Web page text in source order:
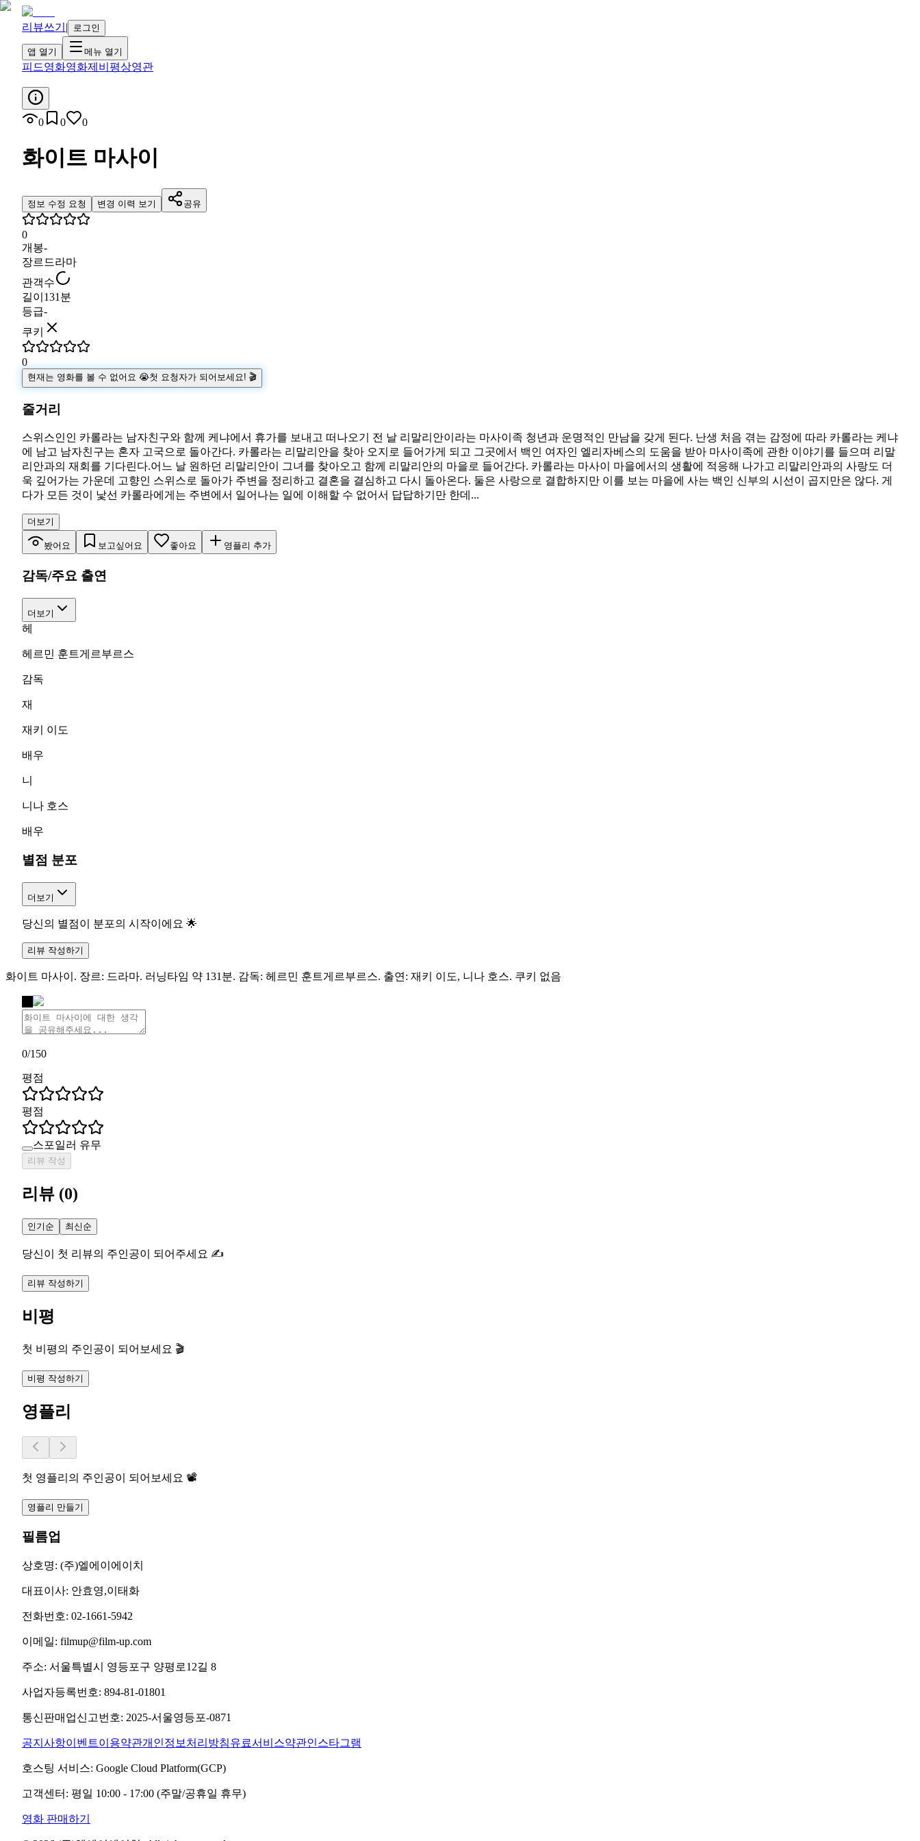
리뷰쓰기 | 로그인
앱 열기 메뉴 열기
피드영화영화제 비평상영관
0 0 0
화이트 마사이
정보 수정 요청 변경 이력 보기 공유
0
개봉-
장르 드라마
관객수
길이 131분
등급-
쿠키
0
현재는 영화를 볼 수 없어요 😭첫 요청자가 되어보세요! 🎬
줄거리
스위스인인 카롤라는 남자친구와 함께 케냐에서 휴가를 보내고 떠나오기 전 날 리말리안이라는 마사이족 청년과 운명적인 만남을 갖게 된다. 난생 처음 겪는 감정에 따라 카롤라는 케냐
에 남고 남자친구는 혼자 고국으로 돌아간다. 카롤라는 리말리안을 찾아 오지로 들어가게 되고 그곳에서 백인 여자인 엘리자베스의 도움을 받아 마사이족에 관한 이야기를 들으며 리말
리안과의 재회를 기다린다.어느 날 원하던 리말리안이 그녀를 찾아오고 함께 리말리안의 마을로 들어간다. 카롤라는 마사이 마을에서의 생활에 적응해 나가고 리말리안과의 사랑도 더
욱 깊어가는 가운데 고향인 스위스로 돌아가 주변을 정리하고 결혼을 결심하고 다시 돌아온다. 둘은 사랑으로 결합하지만 이를 보는 마을에 사는 백인 신부의 시선이 곱지만은 않다. 게
다가 모든 것이 낯선 카롤라에게는 주변에서 일어나는 일에 이해할 수 없어서 답답하기만 한데...
더보기
봤어요 보고싶어요 좋아요 영플리 추가
감독/주요 출연
더보기
헤
헤르민 훈트게르부르스
감독
재
재키 이도
배우
니
니나 호스
배우
별점 분포
더보기
당신의 별점이 분포의 시작이에요 🌟
리뷰 작성하기
화이트 마사이. 장르: 드라마. 러닝타임 약 131분. 감독: 헤르민 훈트게르부르스. 출연: 재키 이도, 니나 호스. 쿠키 없음
0/150
평점
평점
스포일러 유무
리뷰 작성
리뷰 (0)
인기순 최신순
당신이 첫 리뷰의 주인공이 되어주세요 ✍️
리뷰 작성하기
비평
첫 비평의 주인공이 되어보세요 🎬
비평 작성하기
영플리
첫 영플리의 주인공이 되어보세요 📽️
영플리 만들기
필름업
상호명: (주)엘에이에이치
대표이사: 안효영,이태화
전화번호: 02-1661-5942
이메일: filmup@film-up.com
주소: 서울특별시 영등포구 양평로12길 8
사업자등록번호: 894-81-01801
통신판매업신고번호: 2025-서울영등포-0871
공지사항이벤트이용약관개인정보처리방침유료서비스약관인스타그램
호스팅 서비스: Google Cloud Platform(GCP)
고객센터: 평일 10:00 - 17:00 (주말/공휴일 휴무)
영화 판매하기